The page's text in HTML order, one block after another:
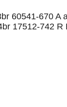
60541-670 A
17512-742